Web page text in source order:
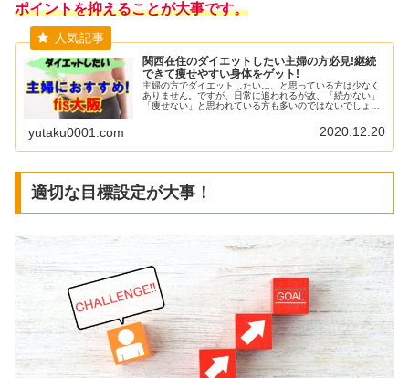
ポイントを抑えることが大事です。
関西在住のダイエットしたい主婦の方必見!継続
できて痩せやすい身体をゲット!
主婦の方でダイエットしたい…、と思っている方は少なく
ありません。ですが、日常に追われるが故、「続かない」
「痩せない」と思われている方も多いのではないでしょう
yutaku0001.com 2020.12.20
適切な目標設定が大事！